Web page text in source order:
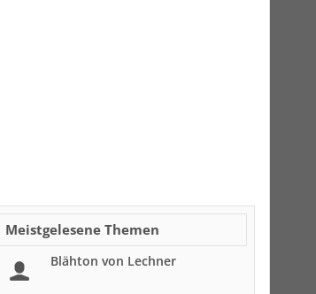
Meistgelesene Themen
Blähton von Lechner